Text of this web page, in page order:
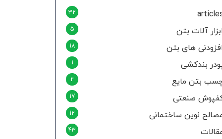
32
آلات بتن 5
های بتن 18
بندکشی 1
بتن مایع 2
صنعتی 17
نوین ساختمانی 12
43